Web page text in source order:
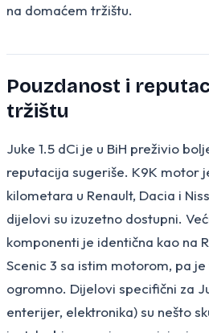
na domaćem tržištu.
Pouzdanost i
tržištu
Juke 1.5 dCi je u BiH preživio
reputacija sugeriše. K9K motor
kilometara u Renault, Dacia i
dijelovi su izuzetno dostupni.
komponenti je identična kao na
Scenic 3 sa istim motorom, pa
ogromno. Dijelovi specifični za
enterijer, elektronika) su nešto